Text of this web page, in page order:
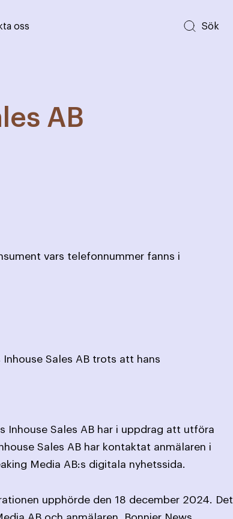
oss Sök
AB
vars telefonnummer fanns i
Sales AB trots att hans
Inhouse Sales AB har i uppdrag att utföra
Sales AB har kontaktat anmälaren i
Media AB:s digitala nyhetssida.
upphörde den 18 december 2024. Det